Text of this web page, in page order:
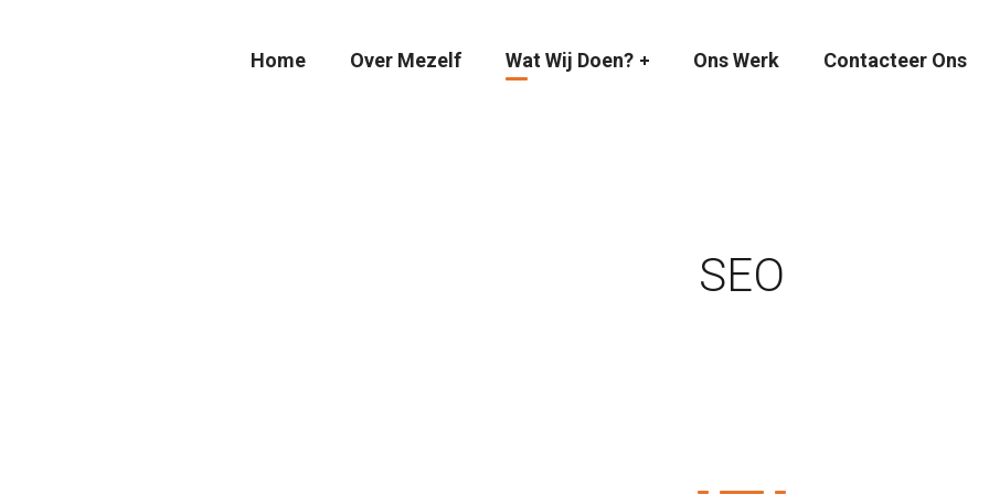
Home Over Mezelf Wat Wij Doen? Ons Werk Contacteer Ons
SEO